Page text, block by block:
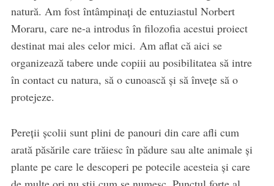
natură. Am fost întâmpinați de entuziastul Norbert
Moraru, care ne-a introdus în filozofia acestui proiect
destinat mai ales celor mici. Am aflat că aici se
organizează tabere unde copiii au posibilitatea să intre
în contact cu natura, să o cunoască și să învețe să o
protejeze.
Pereții școlii sunt plini de panouri din care afli cum
arată păsările care trăiesc în pădure sau alte animale și
plante pe care le descoperi pe potecile acesteia și care